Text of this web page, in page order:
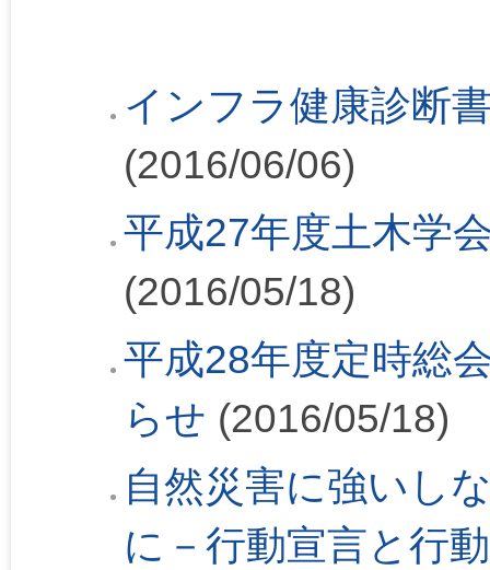
インフラ健康診断
(2016/06/06)
平成27年度土木学
(2016/05/18)
平成28年度定時総
らせ (2016/05/18)
自然災害に強いし
に－行動宣言と行